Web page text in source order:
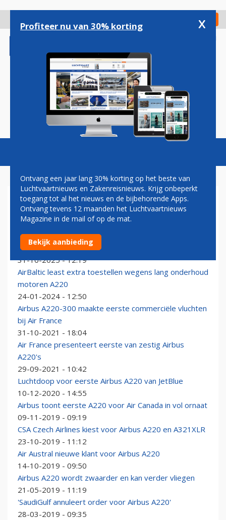
gaan
Check in
Magazine Podcasts Vacatures
A220-300
SWISS zet alle A220-100's aan de grond door
aanhoudende motorproblemen
31-10-2025 - 12:19
AirBaltic least extra toestellen wegens lang onderhoud
motoren A220
24-01-2024 - 12:50
Airbus A220-300 maakte eerste commerciële vluchten
bij Air France
31-10-2021 - 18:04
Air France presenteert eerste van zestig Airbus
A220's
29-09-2021 - 10:42
Luchtdoop voor eerste Airbus A220 van JetBlue
10-12-2020 - 14:55
Airbus toont eerste A220 voor Air Canada in vol ornaat
09-11-2019 - 09:19
CSA Czech Airlines kiest voor Airbus A220 en A321XLR
23-10-2019 - 11:12
Air Austral nieuwe klant voor Airbus A220
14-10-2019 - 09:50
Airbus A220 wordt zwaarder en kan verder vliegen
21-05-2019 - 11:19
'SaudiGulf annuleert order voor Airbus A220'
28-03-2019 - 09:35
Profiteer nu van 30% korting x
Ontvang een jaar lang 30% korting op het beste van
Luchtvaartnieuws en Zakenreisnieuws. Krijg onbeperkt
toegang tot al het nieuws en de bijbehorende Apps.
Ontvang tevens 12 maanden het Luchtvaartnieuws
Magazine in de mail of op de mat.
Bekijk aanbieding